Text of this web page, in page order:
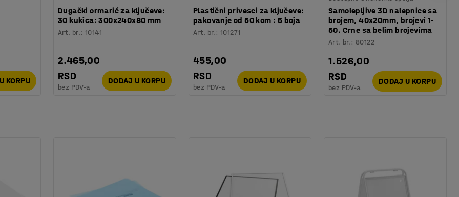
KORPU
Dugački ormarić za ključeve:
30 kukica: 300x240x80 mm
Art. br.:10141
2.465,00
RSD
bez PDV-a
DODAJ U KORPU
Plastični privesci za ključeve:
pakovanje od 50 kom : 5 boja
Art. br.:101271
455,00
RSD
bez PDV-a
DODAJ U KORPU
Samolepljive 3D nalepnice sa
brojem, 40x20mm, brojevi 1-
50. Crne sa belim brojevima
Art. br.: 80122
1.526,00
RSD
bez PDV-a
DODAJ U KORPU